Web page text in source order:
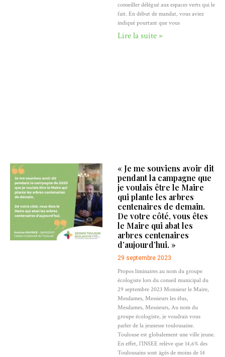
conseiller délégué aux espaces verts qui le
fait. En début de mandat, vous aviez
indiqué pourtant que vous
Lire la suite »
« Je me souviens avoir dit
pendant la campagne que
je voulais être le Maire
qui plante les arbres
centenaires de demain.
De votre côté, vous êtes
le Maire qui abat les
arbres centenaires
d’aujourd’hui. »
29 septembre 2023
Propos liminaires au nom du groupe
écologiste lors du conseil municipal du
29 septembre 2023 Monsieur le Maire,
Mesdames, Messieurs les élus,
Mesdames, Messieurs, Au nom du
groupe écologiste, je voudrais vous
parler de la jeunesse toulousaine.
Toulouse est globalement une ville jeune.
En effet, l’INSEE relève que 14,6% des
Toulousains sont âgés de moins de 14